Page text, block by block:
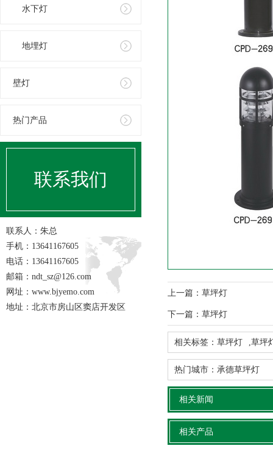
水下灯
地埋灯
壁灯
热门产品
联系我们
联系人：朱总
手机：13641167605
电话：13641167605
邮箱：ndt_sz@126.com
网址：www.bjyemo.com
地址：北京市房山区窦店开发区
上一篇： 草坪灯
下一篇： 草坪灯
相关标签： 草坪灯 ,草坪
热门城市： 承德草坪灯
相关新闻
相关产品